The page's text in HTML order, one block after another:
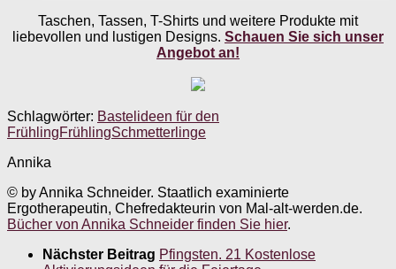
Taschen, Tassen, T-Shirts und weitere Produkte mit
liebevollen und lustigen Designs. Schauen Sie sich unser
Angebot an!
Schlagwörter: Bastelideen für den
FrühlingFrühlingSchmetterlinge
Annika
© by Annika Schneider. Staatlich examinierte
Ergotherapeutin, Chefredakteurin von Mal-alt-werden.de.
Bücher von Annika Schneider finden Sie hier.
Nächster Beitrag Pfingsten. 21 Kostenlose